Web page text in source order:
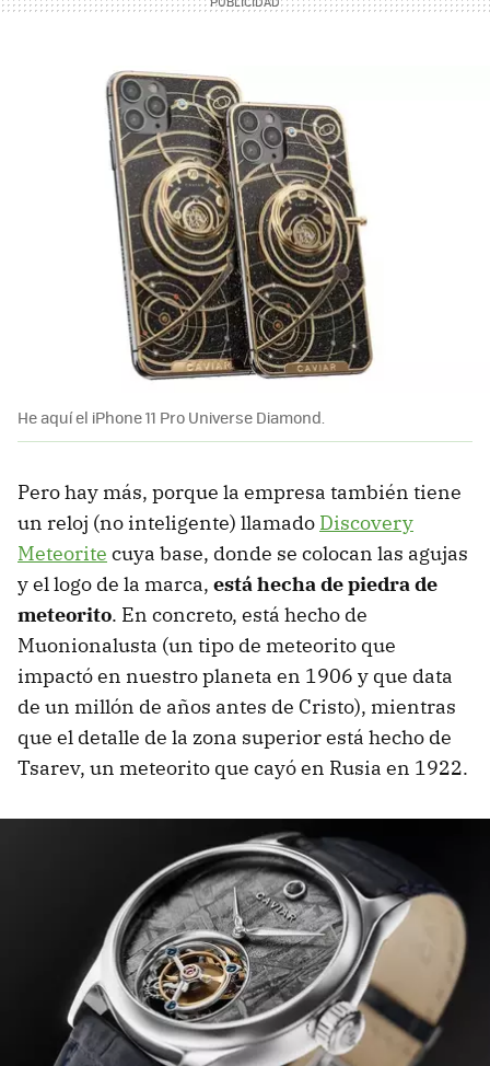
He aquí el iPhone 11 Pro Universe Diamond.
Pero hay más, porque la empresa también tiene
un reloj (no inteligente) llamado Discovery
Meteorite cuya base, donde se colocan las agujas
y el logo de la marca, está hecha de piedra de
meteorito. En concreto, está hecho de
Muonionalusta (un tipo de meteorito que
impactó en nuestro planeta en 1906 y que data
de un millón de años antes de Cristo), mientras
que el detalle de la zona superior está hecho de
Tsarev, un meteorito que cayó en Rusia en 1922.